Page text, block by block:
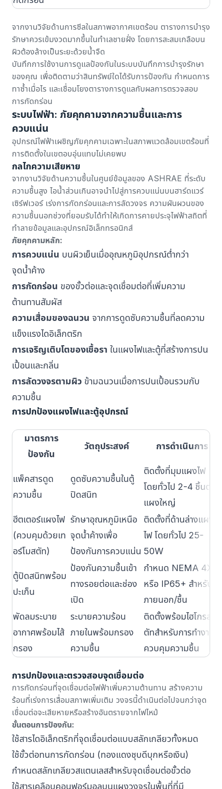
จากงานวิจัยด้านการซีลในสภาพอากาศเขตร้อน ตารางการบำรุง
รักษาควรเข้มงวดมากขึ้นในทำเลชายฝั่ง โดยการสะสมเกลือบน
ผิวต้องล้างเป็นระยะด้วยน้ำจืด
บันทึกการใช้งานการดูแลป้องกันในระบบบันทึกการบำรุงรักษา
ของคุณ เพื่อติดตามว่าสินทรัพย์ใดได้รับการป้องกัน กำหนดการ
ทาซ้ำเมื่อไร และเชื่อมโยงตารางการดูแลกับผลการตรวจสอบ
การกัดกร่อน
ระบบไฟฟ้า: ภัยคุกคามจากความชื้นและการ
ควบแน่น
อุปกรณ์ไฟฟ้าเผชิญภัยคุกคามเฉพาะในสภาพแวดล้อมเขตร้อนที่
การติดตั้งในเขตอบอุ่นแทบไม่เคยพบ
กลไกความเสียหาย
จากงานวิจัยด้านความชื้นในศูนย์ข้อมูลของ ASHRAE ที่ระดับ
ความชื้นสูง ไอน้ำส่วนเกินอาจนำไปสู่การควบแน่นบนฮาร์ดแวร์
เซิร์ฟเวอร์ เร่งการกัดกร่อนและการลัดวงจร ความผันผวนของ
ความชื้นนอกช่วงที่ยอมรับได้ทำให้เกิดการคายประจุไฟฟ้าสถิตที่
ทำลายข้อมูลและอุปกรณ์อิเล็กทรอนิกส์
ภัยคุกคามหลัก:
การควบแน่น บนผิวเย็นเมื่ออุณหภูมิอุปกรณ์ต่ำกว่า
จุดน้ำค้าง
การกัดกร่อน ของขั้วต่อและจุดเชื่อมต่อที่เพิ่มความ
ต้านทานสัมผัส
ความเสื่อมของฉนวน จากการดูดซับความชื้นที่ลดความ
แข็งแรงไดอิเล็กตริก
การเจริญเติบโตของเชื้อรา ในแผงไฟและตู้ที่สร้างการปน
เปื้อนและกลิ่น
การลัดวงจรตามผิว ข้ามฉนวนเมื่อการปนเปื้อนรวมกับ
ความชื้น
การปกป้องแผงไฟและตู้อุปกรณ์
มาตรการ
ป้องกัน
วัตถุประสงค์ การดำเนินการ
แพ็คสารดูด
ความชื้น
ดูดซับความชื้นในตู้
ปิดสนิท
ติดตั้งที่มุมแผงไฟ
โดยทั่วไป 2-4 ชิ้นต่อ
แผงใหญ่
ฮีตเตอร์แผงไฟ
(ควบคุมด้วยเท
อร์โมสตัท)
รักษาอุณหภูมิเหนือ
จุดน้ำค้างเพื่อ
ป้องกันการควบแน่น
ติดตั้งที่ด้านล่างแผง
ไฟ โดยทั่วไป 25-
50W
ตู้ปิดสนิทพร้อม
ปะเก็น
ป้องกันความชื้นเข้า
ทางรอยต่อและช่อง
เปิด
กำหนด NEMA 4X
หรือ IP65+ สำหรับ
ภายนอก/ชื้น
พัดลมระบาย
อากาศพร้อมไส้
กรอง
ระบายความร้อน
ภายในพร้อมกรอง
ความชื้น
ติดตั้งพร้อมไฮโกรส
ตัทสำหรับการทำงาน
ควบคุมความชื้น
การปกป้องและตรวจสอบจุดเชื่อมต่อ
การกัดกร่อนที่จุดเชื่อมต่อไฟฟ้าเพิ่มความต้านทาน สร้างความ
ร้อนที่เร่งการเสื่อมสภาพเพิ่มเติม วงจรนี้ดำเนินต่อไปจนกว่าจุด
เชื่อมต่อจะเสียหายหรือสร้างอันตรายจากไฟไหม้
ขั้นตอนการป้องกัน:
ใช้สารไดอิเล็กตริกที่จุดเชื่อมต่อแบบสลักเกลียวทั้งหมด
ใช้ขั้วต่อทนการกัดกร่อน (ทองแดงชุบดีบุกหรือเงิน)
กำหนดสลักเกลียวสแตนเลสสำหรับจุดเชื่อมต่อขั้วต่อ
ใช้สารเคลือบคอนฟอร์มอลบนแผงวงจรในพื้นที่ที่มี